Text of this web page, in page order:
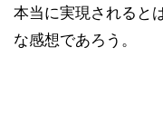
本当に実現されると
な感想であろう。